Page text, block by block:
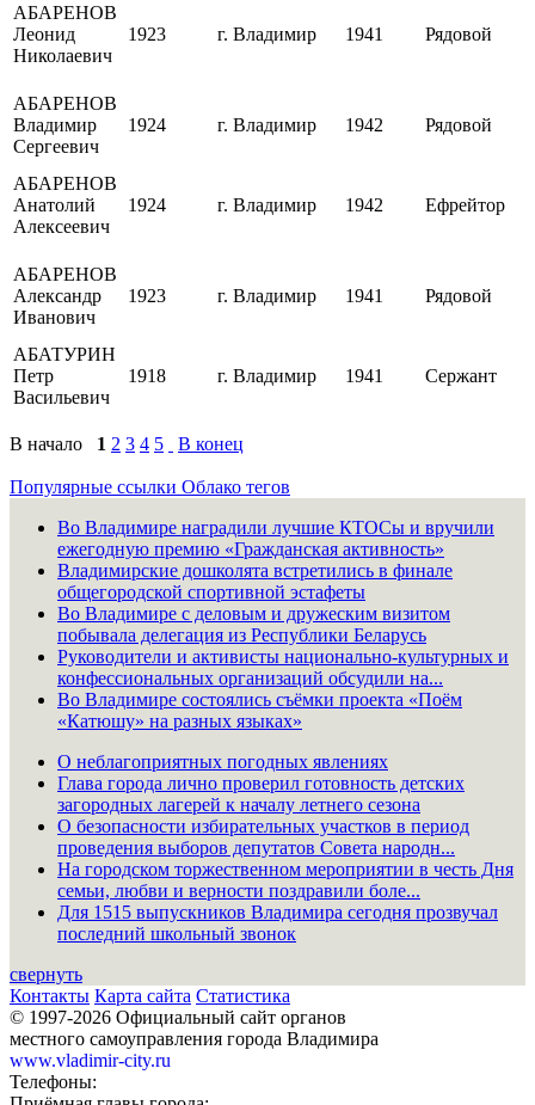
АБАРЕНОВ
Леонид
Николаевич
1923 г. Владимир 1941 Рядовой
АБАРЕНОВ
Владимир
Сергеевич
1924 г. Владимир 1942 Рядовой
АБАРЕНОВ
Анатолий
Алексеевич
1924 г. Владимир 1942 Ефрейтор
АБАРЕНОВ
Александр
Иванович
1923 г. Владимир 1941 Рядовой
АБАТУРИН
Петр
Васильевич
1918 г. Владимир 1941 Сержант
В начало 1 2 3 4 5 В конец
Популярные ссылки Облако тегов
Во Владимире наградили лучшие КТОСы и вручили
ежегодную премию «Гражданская активность»
Владимирские дошколята встретились в финале
общегородской спортивной эстафеты
Во Владимире с деловым и дружеским визитом
побывала делегация из Республики Беларусь
Руководители и активисты национально-культурных и
конфессиональных организаций обсудили на...
Во Владимире состоялись съёмки проекта «Поём
«Катюшу» на разных языках»
О неблагоприятных погодных явлениях
Глава города лично проверил готовность детских
загородных лагерей к началу летнего сезона
О безопасности избирательных участков в период
проведения выборов депутатов Совета народн...
На городском торжественном мероприятии в честь Дня
семьи, любви и верности поздравили боле...
Для 1515 выпускников Владимира сегодня прозвучал
последний школьный звонок
свернуть
Контакты Карта сайта Статистика
© 1997-2026 Официальный сайт органов
местного самоуправления города Владимира
www.vladimir-city.ru
Телефоны: